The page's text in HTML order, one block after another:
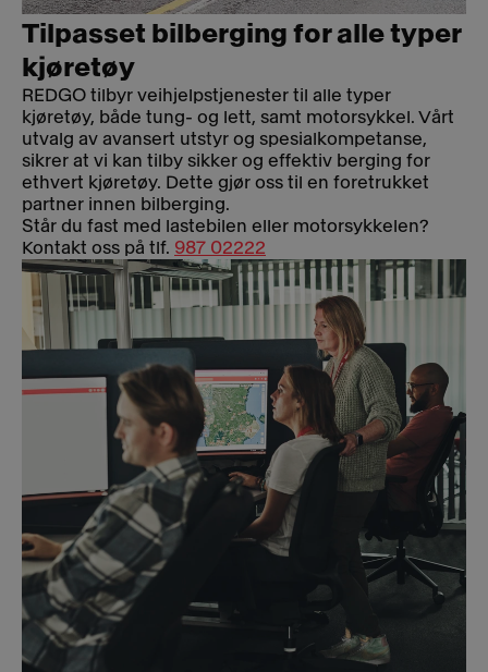
Tilpasset bilberging for alle typer
kjøretøy
REDGO tilbyr veihjelpstjenester til alle typer
kjøretøy, både tung- og lett, samt motorsykkel. Vårt
utvalg av avansert utstyr og spesialkompetanse,
sikrer at vi kan tilby sikker og effektiv berging for
ethvert kjøretøy. Dette gjør oss til en foretrukket
partner innen bilberging.
Står du fast med lastebilen eller motorsykkelen?
Kontakt oss på tlf. 987 02222